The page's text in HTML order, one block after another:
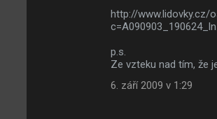
http://www.lidovky.cz/
p.s.
Ze vzteku nad tím, že
6. září 2009 v 1:29